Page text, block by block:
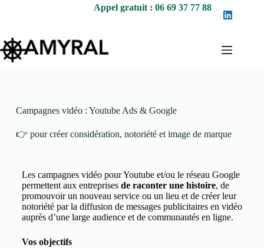
Appel gratuit : 06 69 37 77 88
Campagnes vidéo : Youtube Ads & Google
👉 pour créer considération, notoriété et image de marque
Les campagnes vidéo pour Youtube et/ou le réseau Google
permettent aux entreprises de raconter une histoire, de
promouvoir un nouveau service ou un lieu et de créer leur
notoriété par la diffusion de messages publicitaires en vidéo
auprès d’une large audience et de communautés en ligne.
Vos objectifs